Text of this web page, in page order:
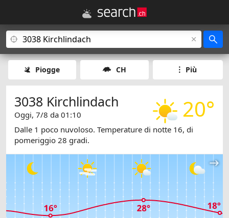
Piogge CH Più
20°
3038 Kirchlindach
Oggi, 7/8 da 01:10
Dalle 1 poco nuvoloso. Temperature di notte 16, di
pomeriggio 28 gradi.